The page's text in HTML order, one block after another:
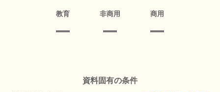
教育 非商用 商用
資料固有の条件